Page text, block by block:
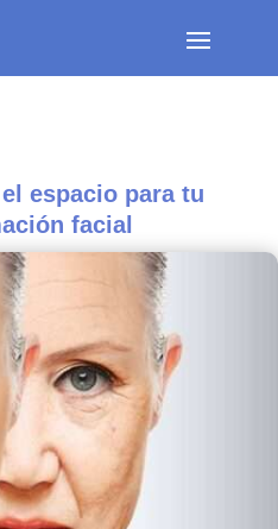
espacio para tu
facial